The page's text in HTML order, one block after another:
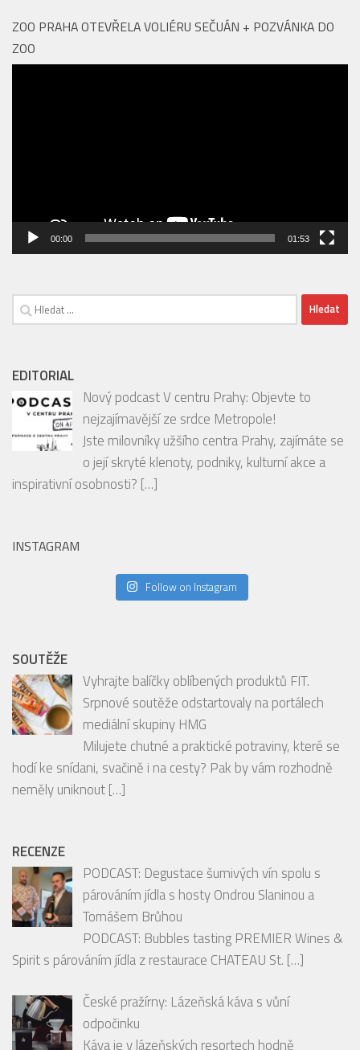
Food & Beverage managera
Vyhledávání
EDITORIAL
Nový podcast V centru Prahy: Objevte to
nejzajímavější ze srdce Metropole!
SOUTĚŽE
Vyhrajte balíčky oblíbených produktů FIT.
Srpnové soutěže odstartovaly na portálech
mediální skupiny HMG
hodí ke snídani, svačině i na cesty? Pak by vám rozhodně
neměly uniknout[…]
RECENZE
PODCAST: Degustace šumivých vín spolu s
párováním jídla s hosty Ondrou Slaninou a
Tomášem Brůhou
PODCAST: Bubbles tasting PREMIER Wines &
Spirit s párováním jídla z restaurace CHATEAU St.[…]